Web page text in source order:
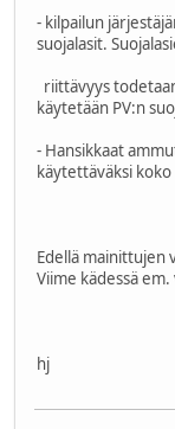
- kilpailun
suojalasit.
riittävyys
käytetään PV:n
- Hansikkaat
käytettäväksi koko
Edellä mainittujen
Viime kädessä
hj